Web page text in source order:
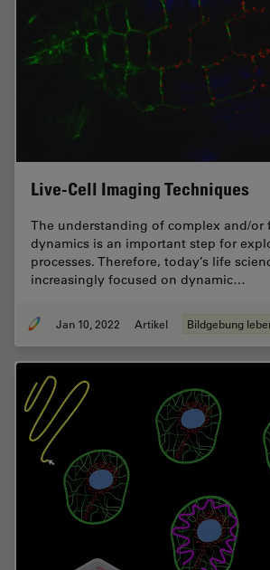
Live-Cell Imaging Techniques
The understanding of complex and/or
dynamics is an important step for
processes. Therefore, today’s life
increasingly focused on dynamic…
Jan 10, 2022 Artikel Bildgebung